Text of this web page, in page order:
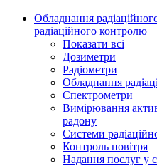
Обладнання
радіаційного контролю
Показати всі
Дозиметри
Радіометри
Обладнання
Спектрометри
Вимірювання
радону
Системи
Контроль повітря
Надання послуг у